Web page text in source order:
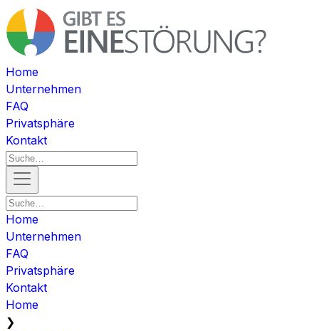
Home
Unternehmen
FAQ
Privatsphäre
Kontakt
Home
Unternehmen
FAQ
Privatsphäre
Kontakt
Home
❯